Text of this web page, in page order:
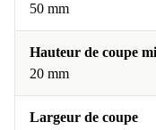
50 mm
Hauteur de coupe
20 mm
Largeur de coupe